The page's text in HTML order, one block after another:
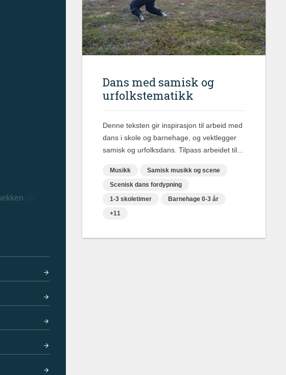
Dans med samisk og
urfolkstematikk
Denne teksten gir inspirasjon til arbeid med
dans i skole og barnehage, og vektlegger
samisk og urfolksdans. Tilpass arbeidet til...
Musikk
Samisk musikk og scene
Scenisk dans fordypning
1-3 skoletimer
Barnehage 0-3 år
+11